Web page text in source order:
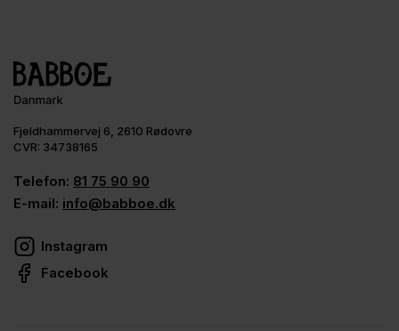
Fjeldhammervej 6, 2610 Rødovre
CVR: 34738165
Telefon: 81 75 90 90
E-mail: info@babboe.dk
Instagram
Facebook